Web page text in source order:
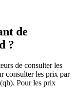
de
?
de consulter les
consulter les prix par
Pour les prix